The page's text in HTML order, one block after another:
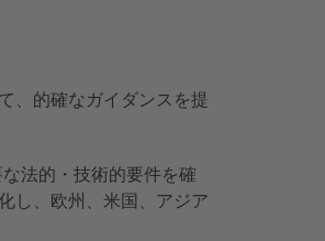
、的確なガイダンスを提
法的・技術的要件を確
し、欧州、米国、アジア